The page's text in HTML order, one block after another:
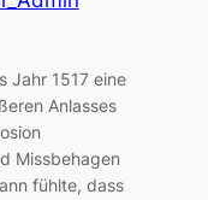
Jahr 1517 eine
Anlasses
Missbehagen
fühlte, dass